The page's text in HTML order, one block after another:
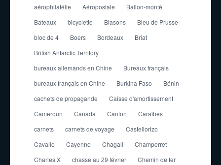
aérophilatélie
Aéropostale
Ballon-monté
Bateaux
bicyclette Blasons
Bleu de Prusse
bloc de 4
Boers Bordeaux
Briat
British Antarctic Territory
bureaux allemands en Chine
Bureaux français
bureaux français en Chine
Burkina Faso
Bénin
cachets de propagande
Caisse d'amortissement
Cameroun
Canada Canton
Caraïbes
carnets
carnets de voyage
Castellorizo
Cavalle
Cayenne Chagall
Champerret
Charles X
chasse au 29 février
Chemin de fer